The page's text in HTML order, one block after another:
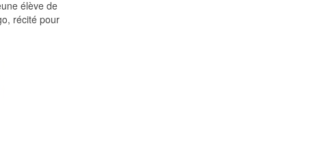
élève de
récité pour